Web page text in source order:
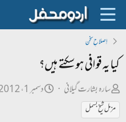
اِصلاحِ سخن
کیا یہ قوافی ہو سکتے ہیں؟
ص
ا
سارہ بشارت گیلانی
تدسمبر 1، 2012
مزمل شیخ بسمل